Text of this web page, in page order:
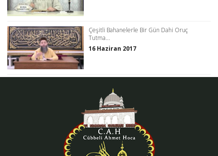
Çeşitli Bahanelerle Bir Gün Dahi Oruç
Tutma...
16 Haziran 2017